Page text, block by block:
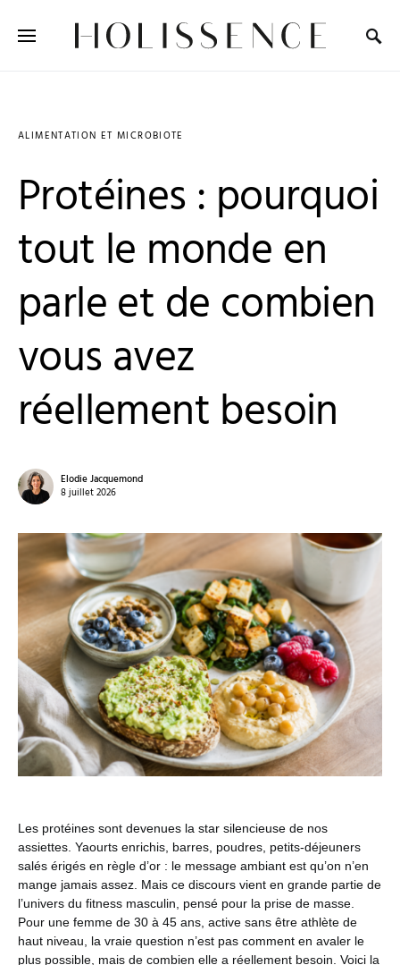
ALIMENTATION ET MICROBIOTE
Protéines : pourquoi
tout le monde en
parle et de combien
vous avez
réellement besoin
Elodie Jacquemond
8 juillet 2026
Les protéines sont devenues la star silencieuse de nos
assiettes. Yaourts enrichis, barres, poudres, petits-déjeuners
salés érigés en règle d’or : le message ambiant est qu’on n’en
mange jamais assez. Mais ce discours vient en grande partie de
l’univers du fitness masculin, pensé pour la prise de masse.
Pour une femme de 30 à 45 ans, active sans être athlète de
haut niveau, la vraie question n’est pas comment en avaler le
plus possible, mais de combien elle a réellement besoin. Voici la